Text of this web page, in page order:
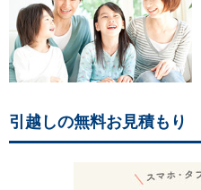
引越しの無料お見積もり